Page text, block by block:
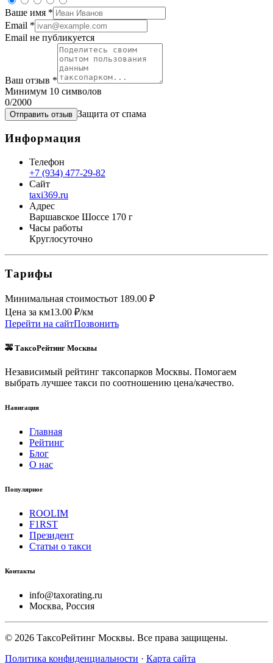
Ваше имя *
Email *
Email не публикуется
Ваш отзыв *
Минимум 10 символов
0/2000
Отправить отзыв Защита от спама
Информация
Телефон
+7 (934) 477-29-82
Сайт
taxi369.ru
Адрес
Варшавское Шоссе 170 г
Часы работы
Круглосуточно
Тарифы
Минимальная стоимостьот 189.00 ₽
Цена за км13.00 ₽/км
Перейти на сайтПозвонить
🚕 ТаксоРейтинг Москвы
Независимый рейтинг таксопарков Москвы. Помогаем
выбрать лучшее такси по соотношению цена/качество.
Навигация
Главная
Рейтинг
Блог
О нас
Популярное
ROOLIM
F1RST
Президент
Статьи о такси
Контакты
info@taxorating.ru
Москва, Россия
© 2026 ТаксоРейтинг Москвы. Все права защищены.
Политика конфиденциальности · Карта сайта